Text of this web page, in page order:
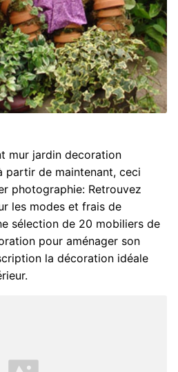
mur jardin decoration
partir de maintenant, ceci
photographie: Retrouvez
les modes et frais de
sélection de 20 mobiliers de
pour aménager son
la décoration idéale